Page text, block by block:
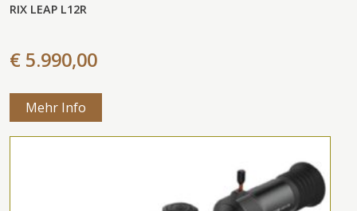
RIX LEAP L12R
€ 5.990,00
Mehr Info